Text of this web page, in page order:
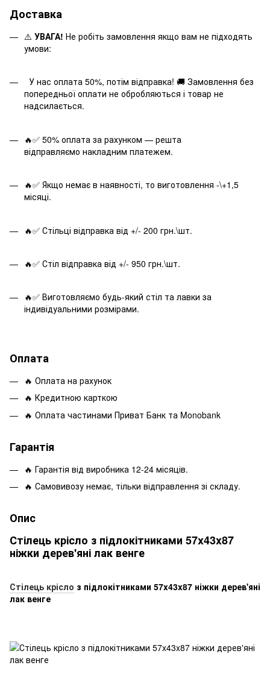
Доставка
⚠️ УВАГА! Не робіть замовлення якщо вам не підходять
умови:
У нас оплата 50%, потім відправка! 🚚 Замовлення без
попередньої оплати не обробляються і товар не
надсилається.
🔥✅ 50% оплата за рахунком — решта
відправляємо накладним платежем.
🔥✅ Якщо немає в наявності, то виготовлення -\+1,5
місяці.
🔥✅ Стільці відправка від +/- 200 грн.\шт.
🔥✅ Стіл відправка від +/- 950 грн.\шт.
🔥✅ Виготовляємо будь-який стіл та лавки за
індивідуальними розмірами.
Оплата
🔥 Оплата на рахунок
🔥 Кредитною карткою
🔥 Оплата частинами Приват Банк та Monobank
Гарантія
🔥 Гарантія від виробника 12-24 місяців.
🔥 Самовивозу немає, тільки відправлення зі складу.
Опис
Стілець крісло з підлокітниками 57x43x87
ніжки дерев'яні лак венге
Стілець крісло з підлокітниками 57x43x87 ніжки дерев'яні
лак венге